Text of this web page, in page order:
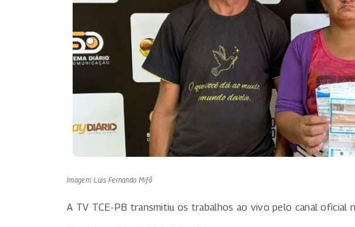
Imagem: Luis Fernando Mifô
A TV TCE-PB transmitiu os trabalhos ao vivo pelo canal oficial